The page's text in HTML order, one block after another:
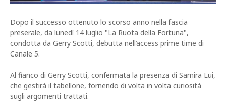
Dopo il successo ottenuto lo scorso anno nella fascia
preserale, da lunedì 14 luglio "La Ruota della Fortuna",
condotta da Gerry Scotti, debutta nell’access prime time di
Canale 5.
Al fianco di Gerry Scotti, confermata la presenza di Samira Lui,
che gestirà il tabellone, fornendo di volta in volta curiosità
sugli argomenti trattati.